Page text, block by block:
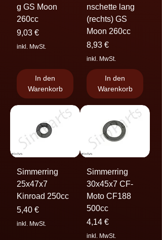
g GS Moon
260cc
Preis
9,03 €
inkl. MwSt.
In den
Warenkorb
nschette lang
(rechts) GS
Moon 260cc
Preis
8,93 €
inkl. MwSt.
In den
Warenkorb
Simmerring
25x47x7
Kinroad 250cc
Preis
5,40 €
inkl. MwSt.
Simmerring
30x45x7 CF-
Moto CF188
500cc
Preis
4,14 €
inkl. MwSt.